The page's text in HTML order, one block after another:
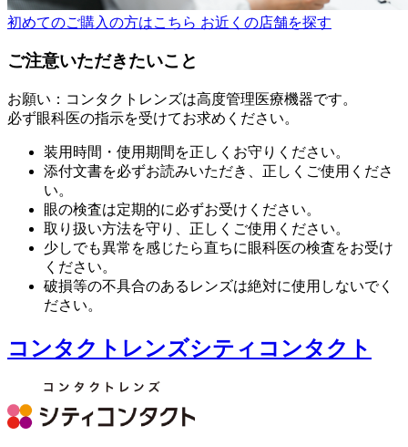
初めてのご購入の方はこちら お近くの店舗を探す
ご注意いただきたいこと
お願い：コンタクトレンズは高度管理医療機器です。
必ず眼科医の指示を受けてお求めください。
装用時間・使用期間を正しくお守りください。
添付文書を必ずお読みいただき、正しくご使用くださ
い。
眼の検査は定期的に必ずお受けください。
取り扱い方法を守り、正しくご使用ください。
少しでも異常を感じたら直ちに眼科医の検査をお受け
ください。
破損等の不具合のあるレンズは絶対に使用しないでく
ださい。
コンタクトレンズシティコンタクト